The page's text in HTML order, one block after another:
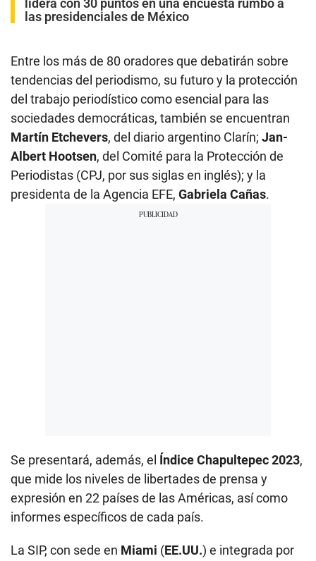
lidera con 30 puntos en una encuesta rumbo a
las presidenciales de México
Entre los más de 80 oradores que debatirán sobre
tendencias del periodismo, su futuro y la protección
del trabajo periodístico como esencial para las
sociedades democráticas, también se encuentran
Martín Etchevers, del diario argentino Clarín; Jan-
Albert Hootsen, del Comité para la Protección de
Periodistas (CPJ, por sus siglas en inglés); y la
presidenta de la Agencia EFE, Gabriela Cañas.
Se presentará, además, el Índice Chapultepec 2023,
que mide los niveles de libertades de prensa y
expresión en 22 países de las Américas, así como
informes específicos de cada país.
La SIP, con sede en Miami (EE.UU.) e integrada por